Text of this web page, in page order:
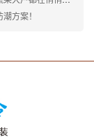
方案！